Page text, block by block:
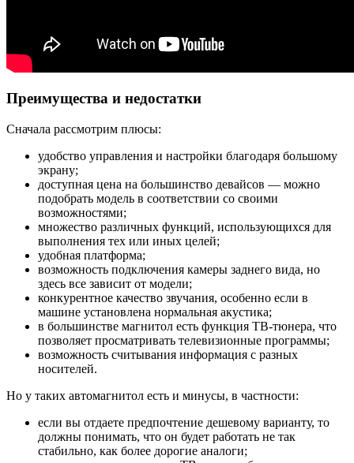
Преимущества и недостатки
Сначала рассмотрим плюсы:
удобство управления и настройки благодаря большому
экрану;
доступная цена на большинство девайсов — можно
подобрать модель в соответствии со своими
возможностями;
множество различных функций, использующихся для
выполнения тех или иных целей;
удобная платформа;
возможность подключения камеры заднего вида, но
здесь все зависит от модели;
конкурентное качество звучания, особенно если в
машине установлена нормальная акустика;
в большинстве магнитол есть функция ТВ-тюнера, что
позволяет просматривать телевизионные программы;
возможность считывания информация с разных
носителей.
Но у таких автомагнитол есть и минусы, в частности:
если вы отдаете предпочтение дешевому варианту, то
должны понимать, что он будет работать не так
стабильно, как более дорогие аналоги;